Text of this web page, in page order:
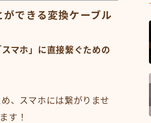
できる変換ケーブル
マホ」に直接繋ぐための
、スマホには繋がりませ
す！